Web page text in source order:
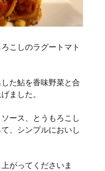
こしのラグートマト
た鮎を香味野菜と合
ました。
ース、とうもろこし
、シンプルにおいし
がってくださいま